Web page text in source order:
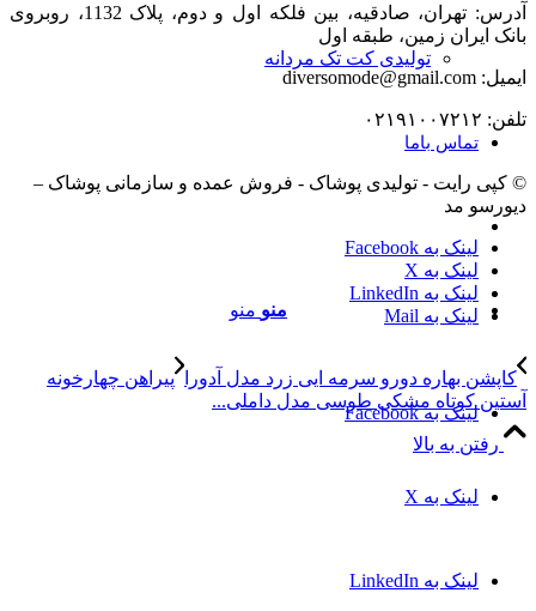
تولیدی کت تک مردانه
تماس باما
منو منو
لینک به Facebook
لینک به X
لینک به LinkedIn
آدرس: تهران، صادقیه، بین فلکه اول و دوم، پلاک 1132، روبروی
بانک ایران زمین، طبقه اول
ایمیل: diversomode@gmail.com
تلفن: ۰۲۱۹۱۰۰۷۲۱۲
© کپی رایت - تولیدی پوشاک - فروش عمده و سازمانی پوشاک –
دیورسو مد
لینک به Facebook
لینک به X
لینک به LinkedIn
لینک به Mail
کاپشن بهاره دورو سرمه ایی زرد مدل آدورا
پیراهن چهارخونه
آستین کوتاه مشکی طوسی مدل داملی...
رفتن به بالا